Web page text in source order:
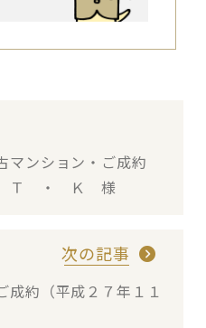
マンション・ご成約
） Ｔ ・ Ｋ 様
次の記事
約（平成２７年１１